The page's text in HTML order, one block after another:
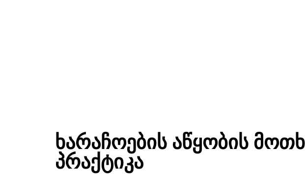
ხარაჩოების აწყობის
პრაქტიკა